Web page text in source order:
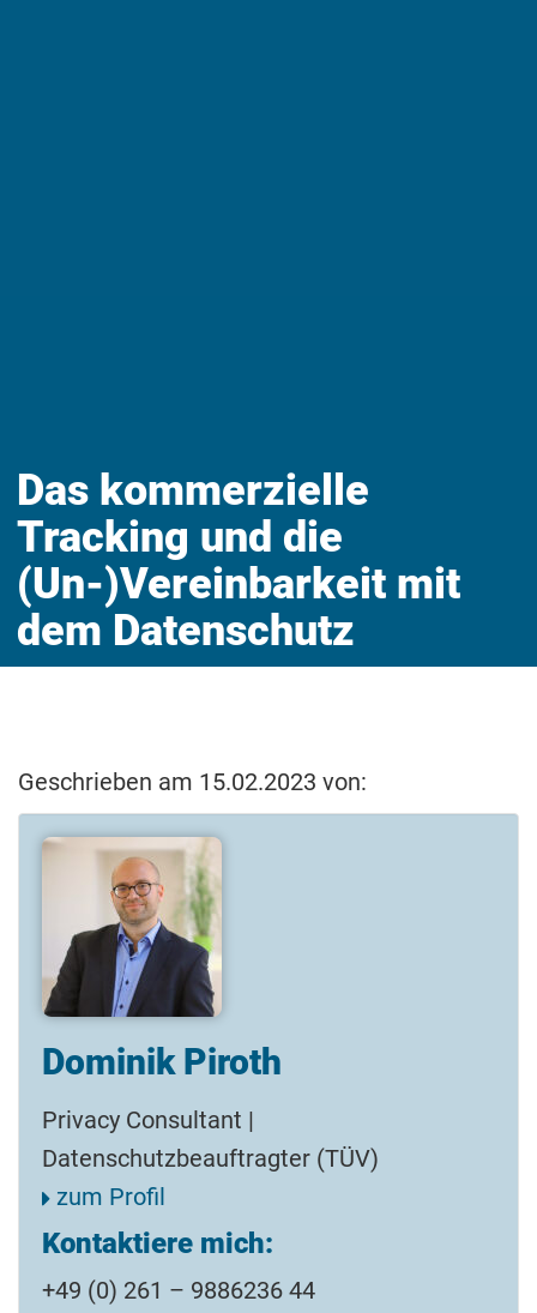
Das kommerzielle
Tracking und die
(Un-)Vereinbarkeit mit
dem Datenschutz
Geschrieben am 15.02.2023 von:
Dominik Piroth
Privacy Consultant |
Datenschutzbeauftragter (TÜV)
zum Profil
Kontaktiere mich:
+49 (0) 261 – 9886236 44